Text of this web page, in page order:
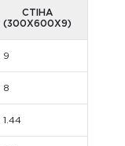
СТІНА
(300Х600Х9)
9
8
1.44